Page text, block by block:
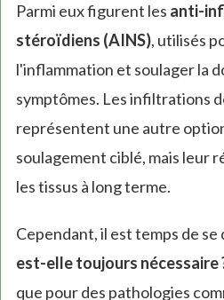
Parmi eux figurent les anti-
stéroïdiens (AINS), utilisés
l'inflammation et soulager la
symptômes. Les infiltrations
représentent une autre
soulagement ciblé, mais leur
les tissus à long terme.
Cependant, il est temps de se
est-elle toujours nécessaire
que pour des pathologies